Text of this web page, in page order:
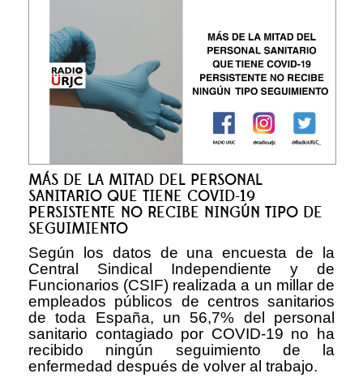
MÁS DE LA MITAD DEL PERSONAL
SANITARIO QUE TIENE COVID-19
PERSISTENTE NO RECIBE NINGÚN TIPO DE
SEGUIMIENTO
Según los datos de una encuesta de la
Central Sindical Independiente y de
Funcionarios (CSIF) realizada a un millar de
empleados públicos de centros sanitarios
de toda España, un 56,7% del personal
sanitario contagiado por COVID-19 no ha
recibido ningún seguimiento de la
enfermedad después de volver al trabajo.